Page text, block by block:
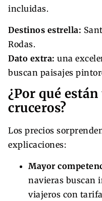
incluidas.
Destinos estrella:
Rodas.
Dato extra: una
buscan paisajes
¿Por qué
cruceros?
Los precios
explicaciones:
Mayor
navieras buscan
viajeros con